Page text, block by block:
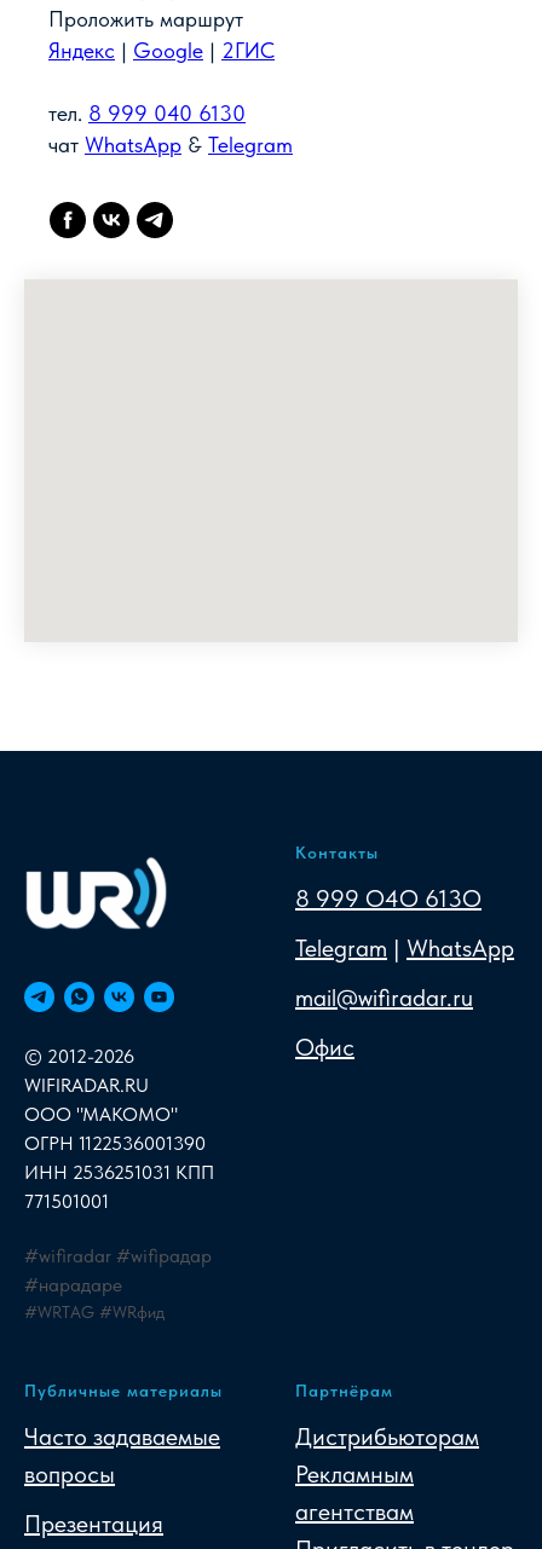
Проложить маршрут
Яндекс | Google | 2ГИС
тел. 8 999 040 6130
чат WhatsApp & Telegram
© 2012-2026
WIFIRADAR.RU
ООО "МАКОМО"
ОГРН 1122536001390
ИНН 2536251031 КПП
771501001
#wifiradar #wifiрадар
#нарадаре
#WRTAG #WRфид
Контакты
8 999 O4O 613O
Telegram | WhatsApp
mail@wifiradar.ru
Офис
Публичные материалы
Часто задаваемые
вопросы
Презентация
Партнёрам
Дистрибьюторам
Рекламным
агентствам